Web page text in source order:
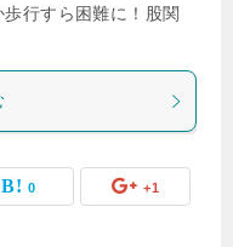
行すら困難に！股関
0 +1